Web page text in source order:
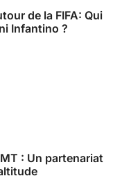
de la FIFA: Qui
Infantino ?
: Un partenariat